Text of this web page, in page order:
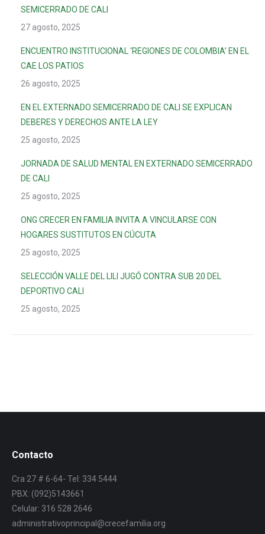
SEMICERRADO DE CALI
27 agosto, 2025
ENCUENTRO INSTITUCIONAL ‘REGIONES DE COLOMBIA’ EN EL
CAE LOS PATIOS
26 agosto, 2025
EN EL EXTERNADO SEMICERRADO DE CALI SE EXPLICAN
DEBERES Y DERECHOS ANTE LA LEY
25 agosto, 2025
JORNADA DE SALUD MENTAL EN EXTERNADO SEMICERRADO
DE CALI
25 agosto, 2025
ONG CRECER EN FAMILIA INVITA A VINCULARSE CON
HOGARES SUSTITUTOS EN CÚCUTA
25 agosto, 2025
SELECCIÓN VALLE DEL LILI JUGÓ CONTRA SUB 20 DEL
DEPORTIVO CALI
25 agosto, 2025
Contacto
Cra 27 # 6-64- Tel: 334 5444
PBX: (092)5143661
Celular: 316 528 2646
administrativoprincipal@crecefamilia.org